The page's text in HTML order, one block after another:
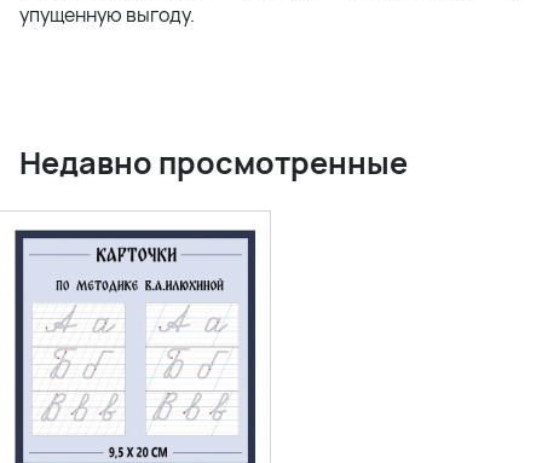
упущенную выгоду.
Недавно просмотренные